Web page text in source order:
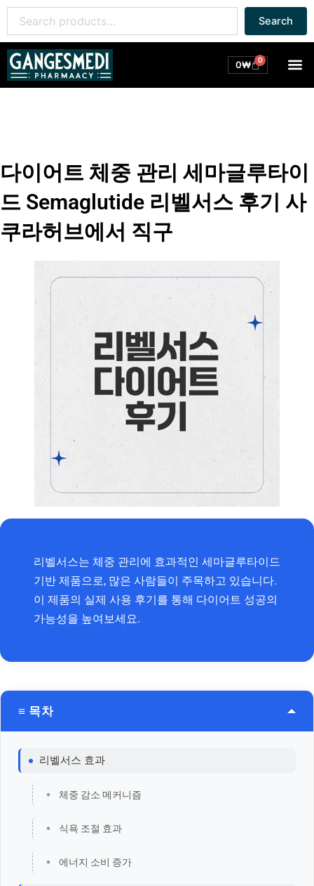
콘
츠
너
for:
Search
0₩ 0
Cart
다이어트 체중 관리 세마글루타이
드 Semaglutide 리벨서스 후기 사
쿠라허브에서 직구
리벨서스는 체중 관리에 효과적인 세마글루타이드
기반 제품으로, 많은 사람들이 주목하고 있습니다.
이 제품의 실제 사용 후기를 통해 다이어트 성공의
가능성을 높여보세요.
≡ 목차
리벨서스 효과
체중 감소 메커니즘
식욕 조절 효과
에너지 소비 증가